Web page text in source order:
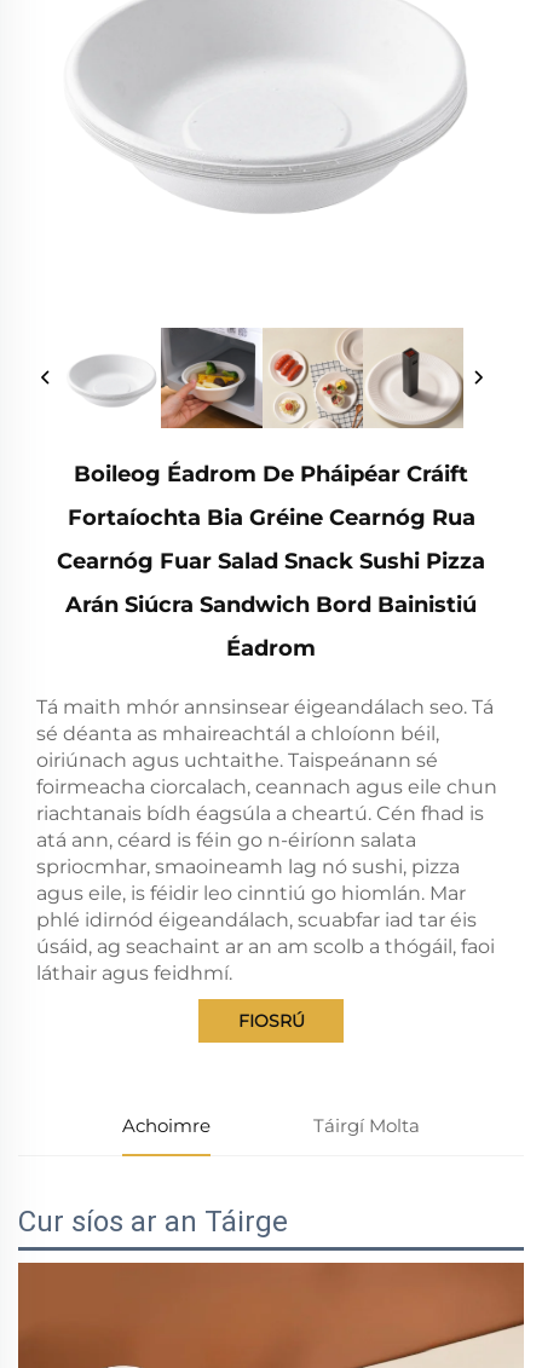
Boileog Éadrom De Pháipéar Cráift
Fortaíochta Bia Gréine Cearnóg Rua
Cearnóg Fuar Salad Snack Sushi Pizza
Arán Siúcra Sandwich Bord Bainistiú
Éadrom
Tá maith mhór annsinsear éigeandálach seo. Tá
sé déanta as mhaireachtál a chloíonn béil,
oiriúnach agus uchtaithe. Taispeánann sé
foirmeacha ciorcalach, ceannach agus eile chun
riachtanais bídh éagsúla a cheartú. Cén fhad is
atá ann, céard is féin go n-éiríonn salata
spriocmhar, smaoineamh lag nó sushi, pizza
agus eile, is féidir leo cinntiú go hiomlán. Mar
phlé idirnód éigeandálach, scuabfar iad tar éis
úsáid, ag seachaint ar an am scolb a thógáil, faoi
láthair agus feidhmí.
FIOSRÚ
Achoimre Táirgí Molta
Cur síos ar an Táirge